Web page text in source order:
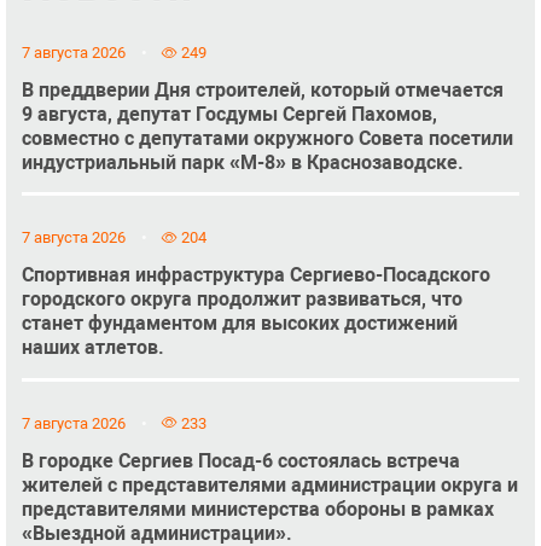
7 августа 2026 249
В преддверии Дня строителей, который отмечается
9 августа, депутат Госдумы Сергей Пахомов,
совместно с депутатами окружного Совета посетили
индустриальный парк «М-8» в Краснозаводске.
7 августа 2026 204
Спортивная инфраструктура Сергиево-Посадского
городского округа продолжит развиваться, что
станет фундаментом для высоких достижений
наших атлетов.
7 августа 2026 233
В городке Сергиев Посад-6 состоялась встреча
жителей с представителями администрации округа и
представителями министерства обороны в рамках
«Выездной администрации».